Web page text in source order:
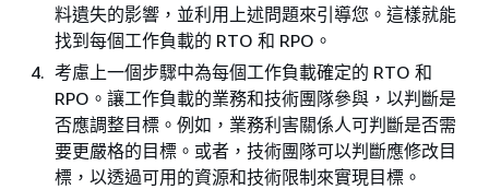
料遺失的影響，並利用上述問題來引導您。這樣就能
找到每個工作負載的 RTO 和 RPO。
考慮上一個步驟中為每個工作負載確定的 RTO 和
RPO。讓工作負載的業務和技術團隊參與，以判斷是
否應調整目標。例如，業務利害關係人可判斷是否需
要更嚴格的目標。或者，技術團隊可以判斷應修改目
標，以透過可用的資源和技術限制來實現目標。